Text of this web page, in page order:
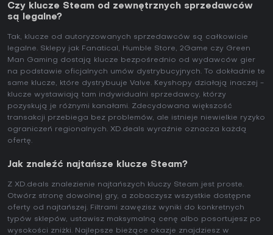
Czy klucze Steam od zewnętrznych sprzedawców
są legalne?
Tak, klucze od autoryzowanych sprzedawców są całkowicie
legalne. Sklepy jak Fanatical, Humble Store, 2Game czy Green
Man Gaming dostają klucze bezpośrednio od wydawców gier
na podstawie oficjalnych umów dystrybucyjnych. To dokładnie te
same klucze, które dystrybuuje Valve. Keyshopy działają inaczej -
klucze wystawiają tam indywidualni sprzedawcy, którzy
pozyskują je różnymi kanałami. Zdecydowana większość
transakcji przebiega bez problemów, ale istnieje niewielkie ryzyko
ograniczeń regionalnych. XD.deals wyraźnie oznacza każdą
ofertę.
Jak znaleźć najtańsze klucze Steam?
Z XD.deals znalezienie najtańszych kluczy Steam jest proste.
Otwórz stronę dowolnej gry, a zobaczysz wszystkie dostępne
oferty od najtańszej. Filtrami zawęzisz wyniki do konkretnych
typów sklepów, ustawisz maksymalną cenę albo posortujesz po
wysokości zniżki. Najlepsze bieżące okazje znajdziesz w